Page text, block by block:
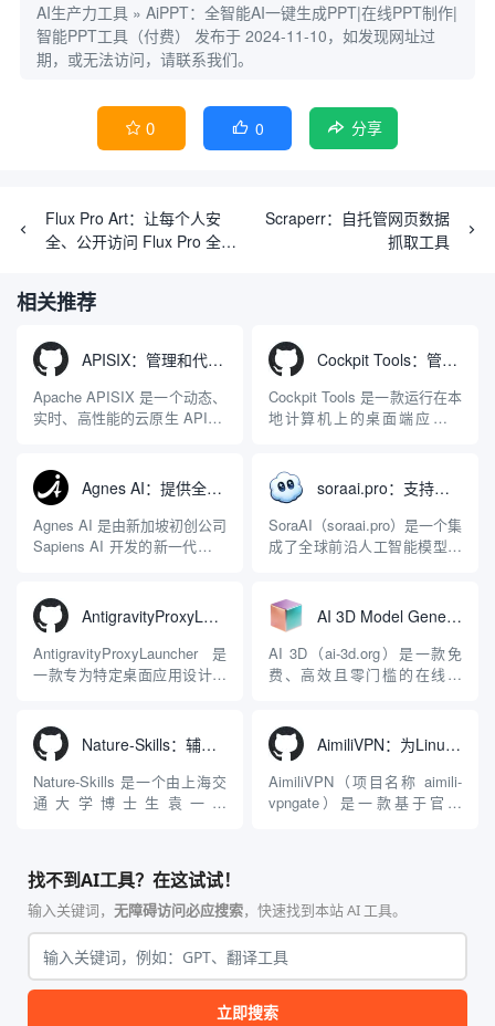
AI生产力工具 » AiPPT：全智能AI一键生成PPT|在线PPT制作|
智能PPT工具（付费）
发布于 2024-11-10，如发现网址过
期，或无法访问，请联系我们。
 0  0 分享
Flux Pro Art：让每个人安
全、公开访问 Flux Pro 全系
Scraperr：自托管网页数据
抓取工具
相关推荐
APISIX：管理和代理API及大模型流量的高性能网关
Apache APISIX 是一个动态、
实时、高性能的云原生 API 网
LuaJIT 构建，并在 2019 年作
为顶级开源项目捐赠给
Apache 软件基金会。APISIX
彻底摒...
Cockpit Tools：管理多个AI编程IDE账号与配置多开独立实例的本地桌面应用
Cockpit Tools 是一款运行在本
地计算机上的桌面端应用程
程助手的账号与运行环境而设
计。它目前支持包括
Antigravity IDE、Codex、
GitHub Copilo...
Agnes AI：提供全模态模型免费API、支持图文视频生成与复杂工程执行的智能体平台
Agnes AI 是由新加坡初创公司
Sapiens AI 开发的新一代多模
限制，提供集文本、图像、视
频生成于一体的“全模态”大模
型能力。平台的核心产品矩阵
包括主打自动化工作流的
soraai.pro：支持多模型文字转视频和图像生成的在线创作工具
SoraAI（soraai.pro）是一个集
成了全球前沿人工智能模型的
者、营销人员及广大用户提供
一站式、开箱即用的视觉内容
生成解决方案。网站的核心优
势在于其强大的多模型聚合能
AntigravityProxyLauncher：免TUN全局代理使用Antigravity IDE
AntigravityProxyLauncher 是
一款专为特定桌面应用设计的
Windows 平台。当用户使用桌
面版 Gemini 客户端或
Antigravity IDE ...
AI 3D Model Generator：通过文本和图像快速生成3D模型的在线工具
AI 3D（ai-3d.org）是一款免
费、高效且零门槛的在线AI
动Seed 3D两大行业领先的AI
模型架构，致力于帮助用户无
需掌握复杂的3D拓扑知识或昂
贵的专业软件，即可在...
Nature-Skills：辅助撰写学术论文和绘制科研图表的智能体插件
Nature-Skills 是一个由上海交
通大学博士生袁一哲
合，专为顶级学术期刊（如
Nature、Science、Cell 等）
的论文撰写与发表流程设计。
该工具集以智能体插...
AimiliVPN：为Linux提供纯净出站家庭IP的VPN代理网关
AimiliVPN（项目名称 aimili-
vpngate）是一款基于官方
纯 Python 标准库编写，用户
无需安装...
找不到AI工具？在这试试！
输入关键词， 无障碍访问必应搜索，快速找到本站 AI 工具。
立即搜索